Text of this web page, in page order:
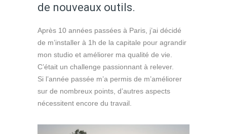
de nouveaux outils.
Après 10 années passées à Paris, j’ai décidé
de m’installer à 1h de la capitale pour agrandir
mon studio et améliorer ma qualité de vie.
C’était un challenge passionnant à relever.
Si l’année passée m’a permis de m’améliorer
sur de nombreux points, d’autres aspects
nécessitent encore du travail.